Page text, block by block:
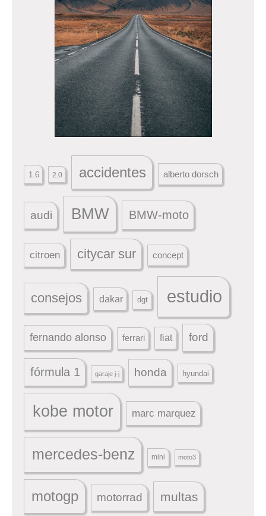
1.6 2.0 accidentes alberto dorsch
audi BMW BMW-moto
citroen citycar sur concept
consejos dakar dgt estudio
fernando alonso ferrari fiat ford
fórmula 1 garaje j-j honda hyundai
kobe motor marc marquez
mercedes-benz mini moto3
motogp motorrad multas